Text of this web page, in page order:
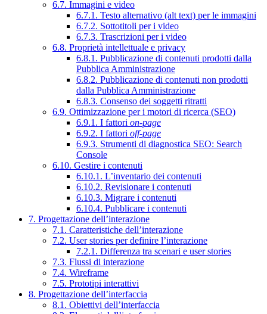
6.7. Immagini e video
6.7.1. Testo alternativo (alt text) per le immagini
6.7.2. Sottotitoli per i video
6.7.3. Trascrizioni per i video
6.8. Proprietà intellettuale e privacy
6.8.1. Pubblicazione di contenuti prodotti dalla
Pubblica Amministrazione
6.8.2. Pubblicazione di contenuti non prodotti
dalla Pubblica Amministrazione
6.8.3. Consenso dei soggetti ritratti
6.9. Ottimizzazione per i motori di ricerca (SEO)
6.9.1. I fattori on-page
6.9.2. I fattori off-page
6.9.3. Strumenti di diagnostica SEO: Search
Console
6.10. Gestire i contenuti
6.10.1. L’inventario dei contenuti
6.10.2. Revisionare i contenuti
6.10.3. Migrare i contenuti
6.10.4. Pubblicare i contenuti
7. Progettazione dell’interazione
7.1. Caratteristiche dell’interazione
7.2. User stories per definire l’interazione
7.2.1. Differenza tra scenari e user stories
7.3. Flussi di interazione
7.4. Wireframe
7.5. Prototipi interattivi
8. Progettazione dell’interfaccia
8.1. Obiettivi dell’interfaccia